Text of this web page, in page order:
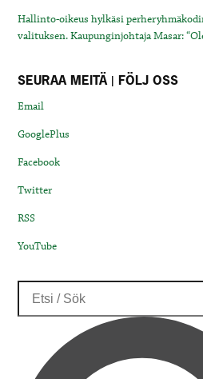
Hallinto-oikeus hylkäsi
valituksen. Kaupunginjohtaja Masar:
SEURAA MEITÄ | FÖLJ OSS
Email
GooglePlus
Facebook
Twitter
RSS
YouTube